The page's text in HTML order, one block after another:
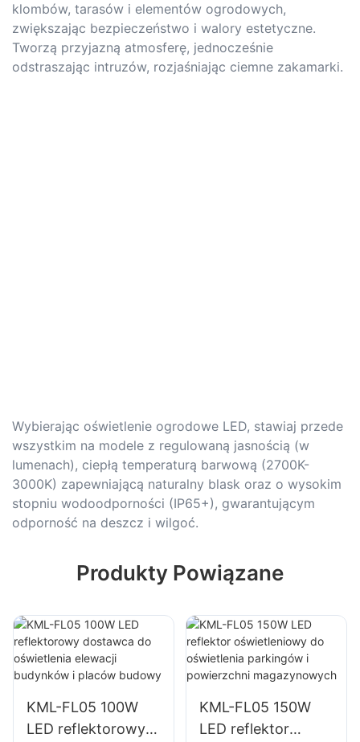
klombów, tarasów i elementów ogrodowych,
zwiększając bezpieczeństwo i walory estetyczne.
Tworzą przyjazną atmosferę, jednocześnie
odstraszając intruzów, rozjaśniając ciemne zakamarki.
Wybierając oświetlenie ogrodowe LED, stawiaj przede
wszystkim na modele z regulowaną jasnością (w
lumenach), ciepłą temperaturą barwową (2700K-
3000K) zapewniającą naturalny blask oraz o wysokim
stopniu wodoodporności (IP65+), gwarantującym
odporność na deszcz i wilgoć.
Produkty Powiązane
KML-FL05 100W
LED reflektorowy
KML-FL05 150W
LED reflektor